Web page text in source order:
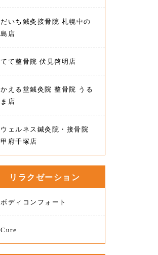
だいち鍼灸接骨院 札幌中の
島店
てて整骨院 伏見啓明店
かえる堂鍼灸院 整骨院 うる
ま店
ウェルネス鍼灸院・接骨院
甲府千塚店
リラクゼーション
ボディコンフォート
Cure